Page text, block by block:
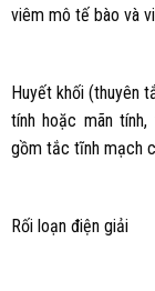
viêm mô tế bào và
Huyết khối (thuyên
tính hoặc mãn
gồm tắc tĩnh mạch
Rối loạn điện giải